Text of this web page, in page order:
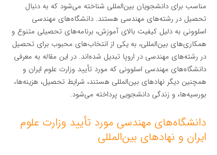
مناسب برای دانشجویان بین‌المللی شناخته می‌شود که به دنبال
تحصیل در رشته‌های مهندسی هستند. دانشگاه‌های مهندسی
اسلوونی به دلیل کیفیت بالای آموزش، برنامه‌های تحصیلی متنوع و
همکاری‌های بین‌المللی، به یکی از انتخاب‌های محبوب برای تحصیل
در رشته‌های مهندسی در اروپا تبدیل شده‌اند. در این مقاله به معرفی
دانشگاه‌های مهندسی اسلوونی که مورد تأیید وزارت علوم ایران و
همچنین دیگر نهادهای بین‌المللی هستند، شرایط تحصیل، هزینه‌ها،
بورسیه‌ها، و زندگی دانشجویی پرداخته می‌شود.
دانشگاه‌های مهندسی مورد تأیید وزارت علوم
ایران و نهادهای بین‌المللی